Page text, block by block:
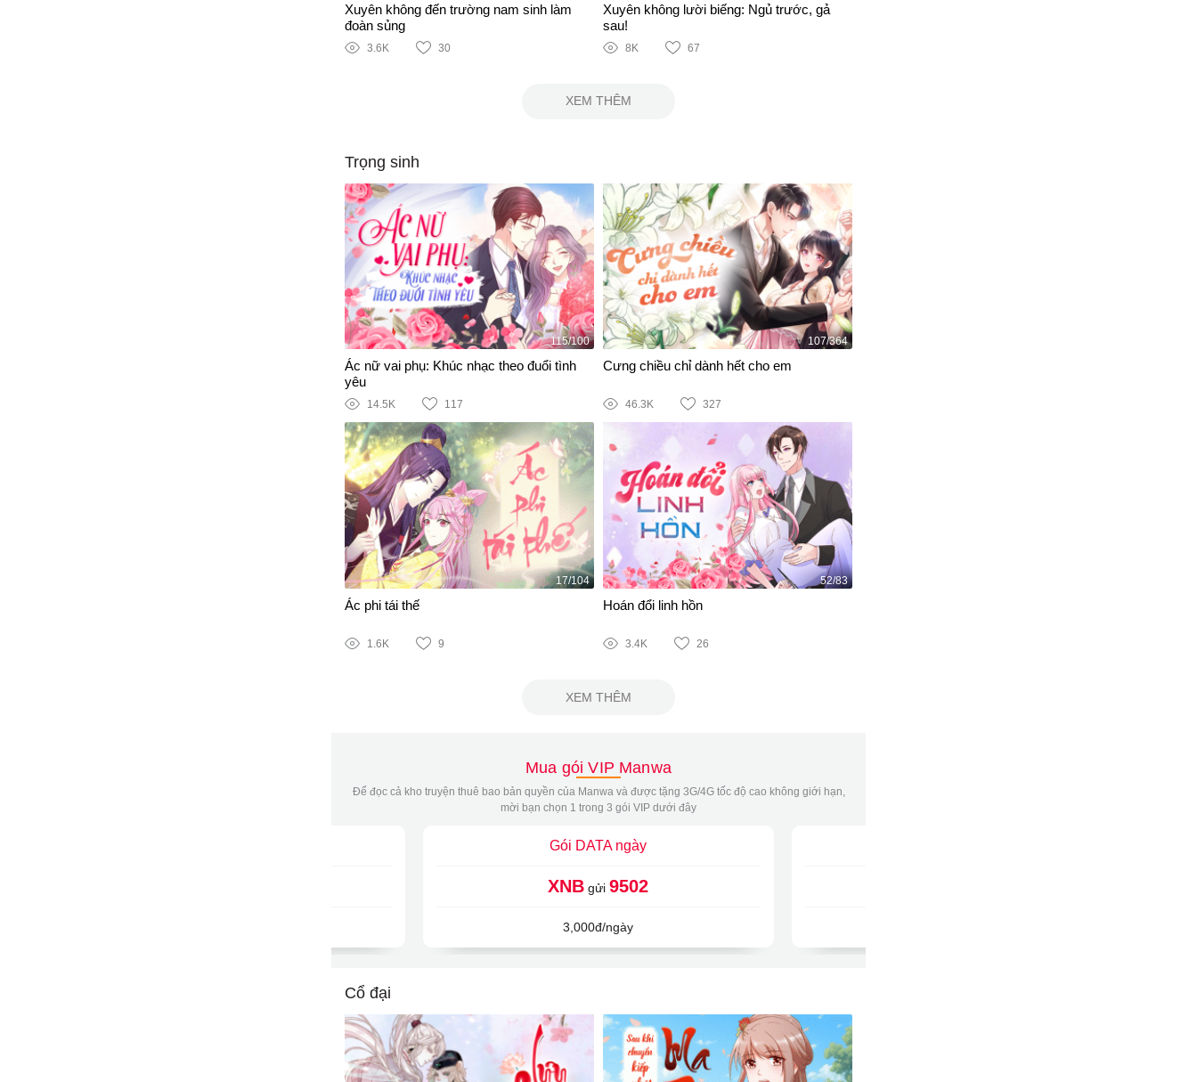
Xuyên không đến trường nam sinh làm
đoàn sủng
3.6K 30
Xuyên không lười biếng: Ngủ trước, gả
sau!
8K 67
XEM THÊM
Trọng sinh
115/100
Ác nữ vai phụ: Khúc nhạc theo đuổi tình
yêu
14.5K 117
107/364
Cưng chiều chỉ dành hết cho em
46.3K 327
17/104
Ác phi tái thế
1.6K 9
52/83
Hoán đổi linh hồn
3.4K 26
XEM THÊM
Mua gói VIP Manwa
Để đọc cả kho truyện thuê bao bản quyền của Manwa và được tặng 3G/4G tốc độ cao không giới hạn,
mời bạn chọn 1 trong 3 gói VIP dưới đây
Gói DATA ngày
XNB gửi9502
3,000đ/ngày
Cổ đại